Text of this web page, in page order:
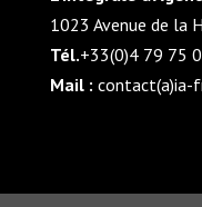
1023 Avenue de la
Tél.+33(0)4 79 75
Mail : contact(a)ia-